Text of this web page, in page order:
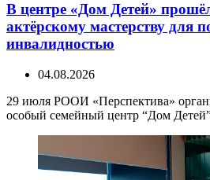
В центре «Дом Детей»
актёрскому мастерству для
инвалидностью
04.08.2026
29 июля РООИ «Перспектива»
особый семейный центр “Дом